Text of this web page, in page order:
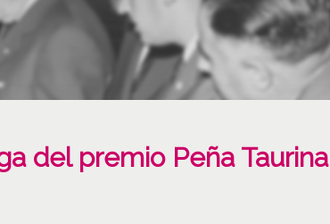
del premio Peña Taurina